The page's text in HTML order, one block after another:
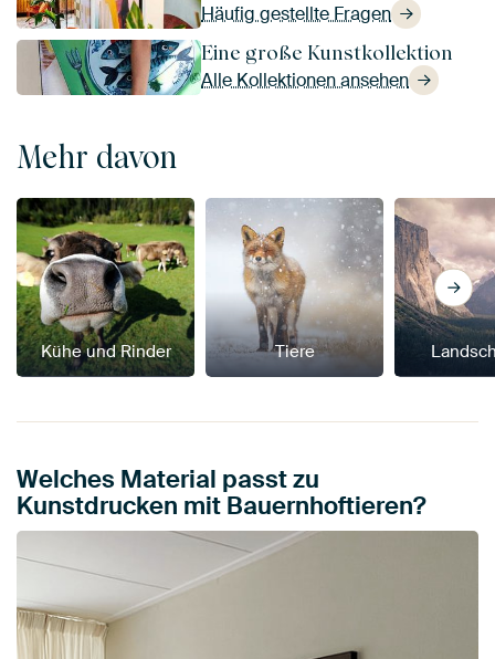
Häufig gestellte Fragen
Eine große Kunstkollektion
Alle Kollektionen ansehen
Mehr davon
Kühe und Rinder Tiere
Welches Material passt zu
Kunstdrucken mit Bauernhoftieren?